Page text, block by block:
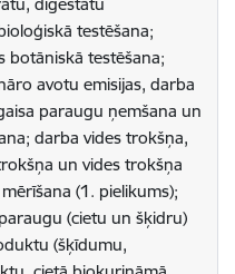
digestātu
testēšana;
botāniskā testēšana;
avotu emisijas, darba
paraugu ņemšana un
darba vides trokšņa,
un vides trokšņa
(1. pielikums);
(cietu un šķidru)
(šķīdumu,